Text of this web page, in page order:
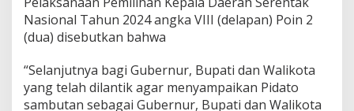
Nasional Tahun 2024 angka VIII (delapan) Poin 2
(dua) disebutkan bahwa
“Selanjutnya bagi Gubernur, Bupati dan Walikota
yang telah dilantik agar menyampaikan Pidato
sambutan sebagai Gubernur, Bupati dan Walikota